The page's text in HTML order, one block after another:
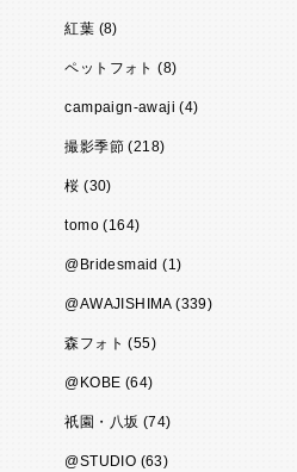
紅葉 (8)
ペットフォト (8)
campaign-awaji (4)
撮影季節 (218)
桜 (30)
tomo (164)
@Bridesmaid (1)
@AWAJISHIMA (339)
森フォト (55)
@KOBE (64)
祇園・八坂 (74)
@STUDIO (63)